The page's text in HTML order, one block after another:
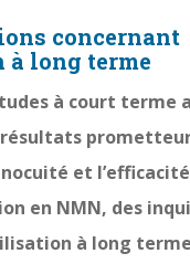
concernant
long terme
à court terme
et
en NMN, des
à long terme